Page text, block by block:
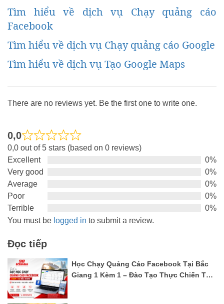
Tìm hiểu về dịch vụ Chạy quảng cáo
Facebook
Tìm hiểu về dịch vụ Chạy quảng cáo Google
Tìm hiểu về dịch vụ Tạo Google Maps
There are no reviews yet. Be the first one to write one.
0,0
Rated
0,0
0,0 out of 5 stars (based on 0 reviews)
Excellent
0%
Very good
0%
Average
0%
Poor
0%
Terrible
0%
You must be logged in to submit a review.
Đọc tiếp
Học Chạy Quảng Cáo Facebook Tại Bắc
Giang 1 Kèm 1 – Đào Tạo Thực Chiến Từ